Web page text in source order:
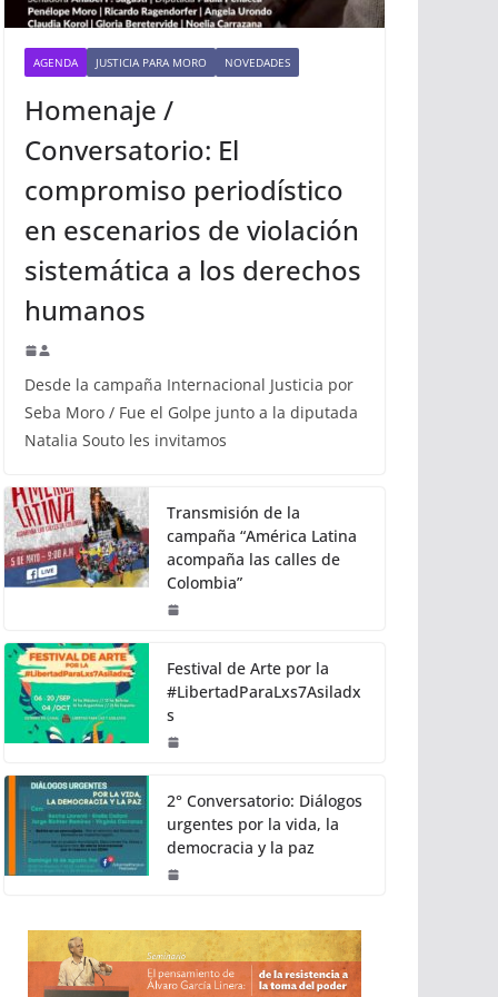
AGENDA JUSTICIA PARA MORO NOVEDADES
Homenaje /
Conversatorio: El
compromiso periodístico
en escenarios de violación
sistemática a los derechos
humanos
Desde la campaña Internacional Justicia por
Seba Moro / Fue el Golpe junto a la diputada
Natalia Souto les invitamos
Transmisión de la
campaña “América Latina
acompaña las calles de
Colombia”
Festival de Arte por la
#LibertadParaLxs7Asiladx
s
2° Conversatorio: Diálogos
urgentes por la vida, la
democracia y la paz